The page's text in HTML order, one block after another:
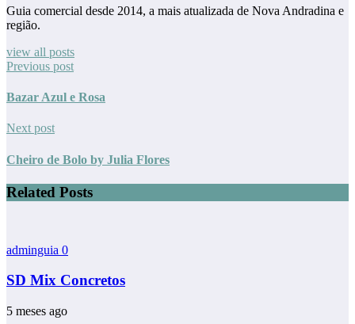
Guia comercial desde 2014, a mais atualizada de Nova Andradina e
região.
view all posts
Previous post
Bazar Azul e Rosa
Next post
Cheiro de Bolo by Julia Flores
Related Posts
adminguia 0
SD Mix Concretos
5 meses ago